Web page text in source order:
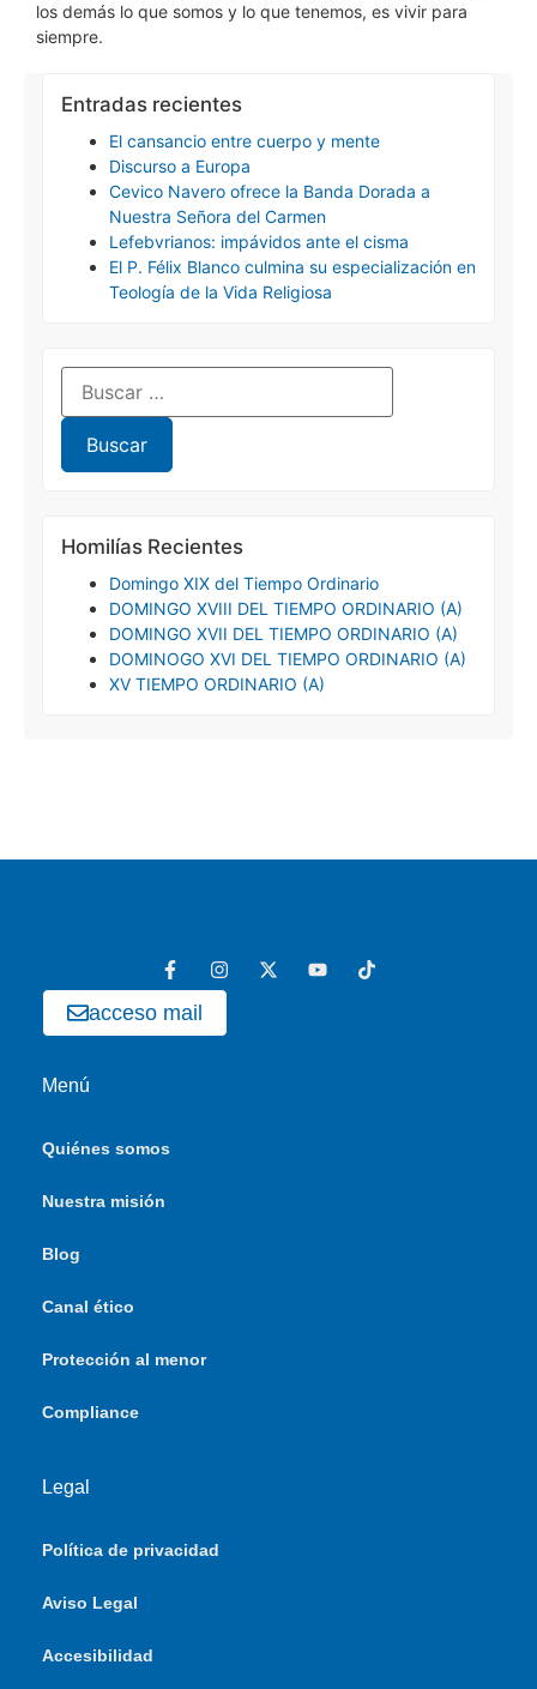
los demás lo que somos y lo que tenemos, es vivir para
siempre.
Entradas recientes
El cansancio entre cuerpo y mente
Discurso a Europa
Cevico Navero ofrece la Banda Dorada a
Nuestra Señora del Carmen
Lefebvrianos: impávidos ante el cisma
El P. Félix Blanco culmina su especialización en
Teología de la Vida Religiosa
Homilías Recientes
Domingo XIX del Tiempo Ordinario
DOMINGO XVIII DEL TIEMPO ORDINARIO (A)
DOMINGO XVII DEL TIEMPO ORDINARIO (A)
DOMINOGO XVI DEL TIEMPO ORDINARIO (A)
XV TIEMPO ORDINARIO (A)
acceso mail
Menú
Quiénes somos
Nuestra misión
Blog
Canal ético
Protección al menor
Compliance
Legal
Política de privacidad
Aviso Legal
Accesibilidad